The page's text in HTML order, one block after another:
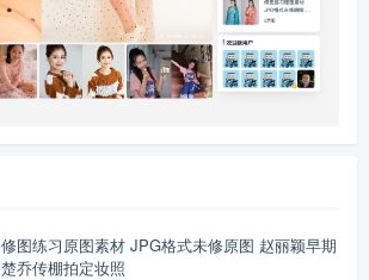
修图练习原图素材 JPG格式未修原图 赵丽颖早期
楚乔传棚拍定妆照